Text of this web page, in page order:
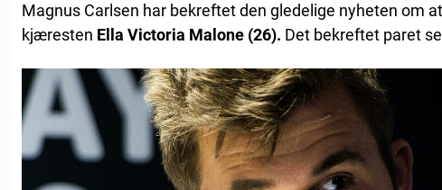
Magnus Carlsen har bekreftet den gledelige nyheten om
kjæresten Ella Victoria Malone (26). Det bekreftet paret